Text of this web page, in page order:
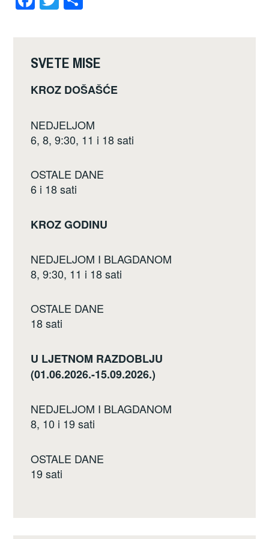
a
e
b
o
o
k
wi
er e
SVETE MISE
KROZ DOŠAŠĆE
NEDJELJOM
6, 8, 9:30, 11 i 18 sati
OSTALE DANE
6 i 18 sati
KROZ GODINU
NEDJELJOM I BLAGDANOM
8, 9:30, 11 i 18 sati
OSTALE DANE
18 sati
U LJETNOM RAZDOBLJU
(01.06.2026.-15.09.2026.)
NEDJELJOM I BLAGDANOM
8, 10 i 19 sati
OSTALE DANE
19 sati